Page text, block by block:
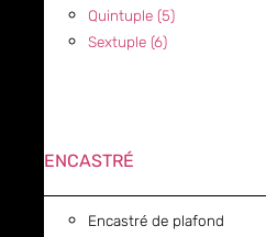
Quintuple (5)
Sextuple (6)
ENCASTRÉ
Encastré de plafond